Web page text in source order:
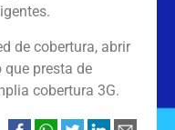
de cobertura, abrir
presta de
cobertura 3G.